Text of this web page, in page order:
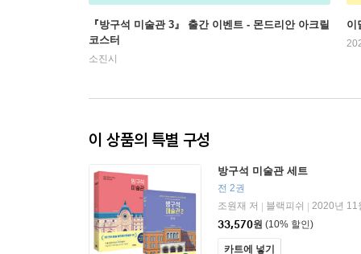
『방구석 미술관 3』 출간 이벤트 - 몬드리안 아크릴
코스터
소진시
이
이 상품의 특별 구성
방구석 미술관 세트
전 2권
조원재 저
블랙피쉬
2020년 11
33,570원 (10% 할인)
카트에 넣기